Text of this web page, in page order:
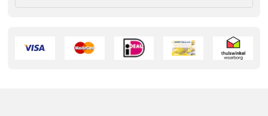
Mini-jack naar mini-jack kabel